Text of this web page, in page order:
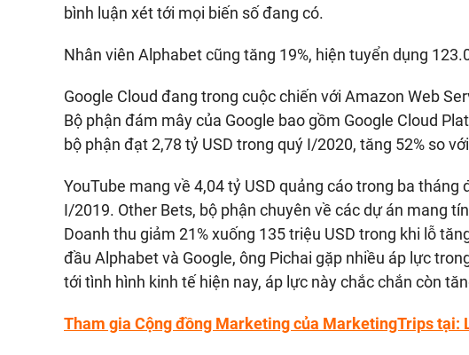
bình luận xét tới mọi biến số đang có.
Nhân viên Alphabet cũng tăng 19%, hiện tuyển dụng
Google Cloud đang trong cuộc chiến với Amazon Web
Bộ phận đám mây của Google bao gồm Google Cloud
bộ phận đạt 2,78 tỷ USD trong quý I/2020, tăng 52% so
YouTube mang về 4,04 tỷ USD quảng cáo trong ba tháng
I/2019. Other Bets, bộ phận chuyên về các dự án mang
Doanh thu giảm 21% xuống 135 triệu USD trong khi lỗ
đầu Alphabet và Google, ông Pichai gặp nhiều áp lực
tới tình hình kinh tế hiện nay, áp lực này chắc chắn còn
Tham gia Cộng đồng Marketing của MarketingTrips tại: